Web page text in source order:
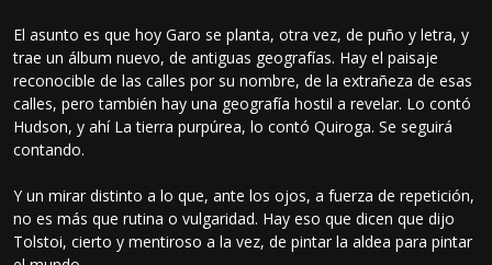
El asunto es que hoy Garo se planta, otra vez, de puño y letra, y
trae un álbum nuevo, de antiguas geografías. Hay el paisaje
reconocible de las calles por su nombre, de la extrañeza de esas
calles, pero también hay una geografía hostil a revelar. Lo contó
Hudson, y ahí La tierra purpúrea, lo contó Quiroga. Se seguirá
contando.
Y un mirar distinto a lo que, ante los ojos, a fuerza de repetición,
no es más que rutina o vulgaridad. Hay eso que dicen que dijo
Tolstoi, cierto y mentiroso a la vez, de pintar la aldea para pintar